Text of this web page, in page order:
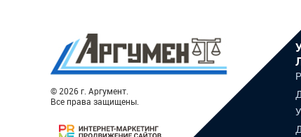
© 2026 г. Аргумент.
Все права защищены.